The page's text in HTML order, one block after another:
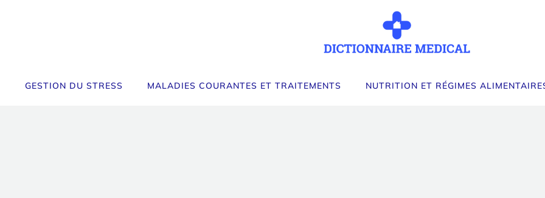
GESTION DU STRESS MALADIES COURANTES ET TRAITEMENTS NUTRITION ET RÉGIMES